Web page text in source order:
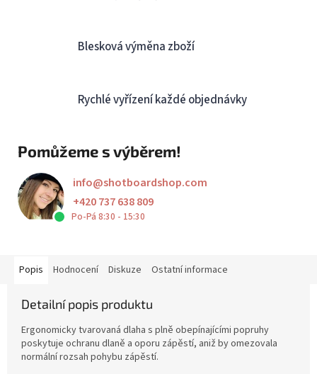
Blesková výměna zboží
Rychlé vyřízení každé objednávky
Pomůžeme s výběrem!
info@shotboardshop.com
+420 737 638 809
Po-Pá 8:30 - 15:30
Popis Hodnocení Diskuze Ostatní informace
Detailní popis produktu
Ergonomicky tvarovaná dlaha s plně obepínajícími popruhy
poskytuje ochranu dlaně a oporu zápěstí, aniž by omezovala
normální rozsah pohybu zápěstí.